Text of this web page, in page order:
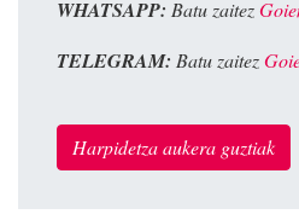
WHATSAPP: Batu zaitez
TELEGRAM: Batu zaitez
Harpidetza aukera guztiak